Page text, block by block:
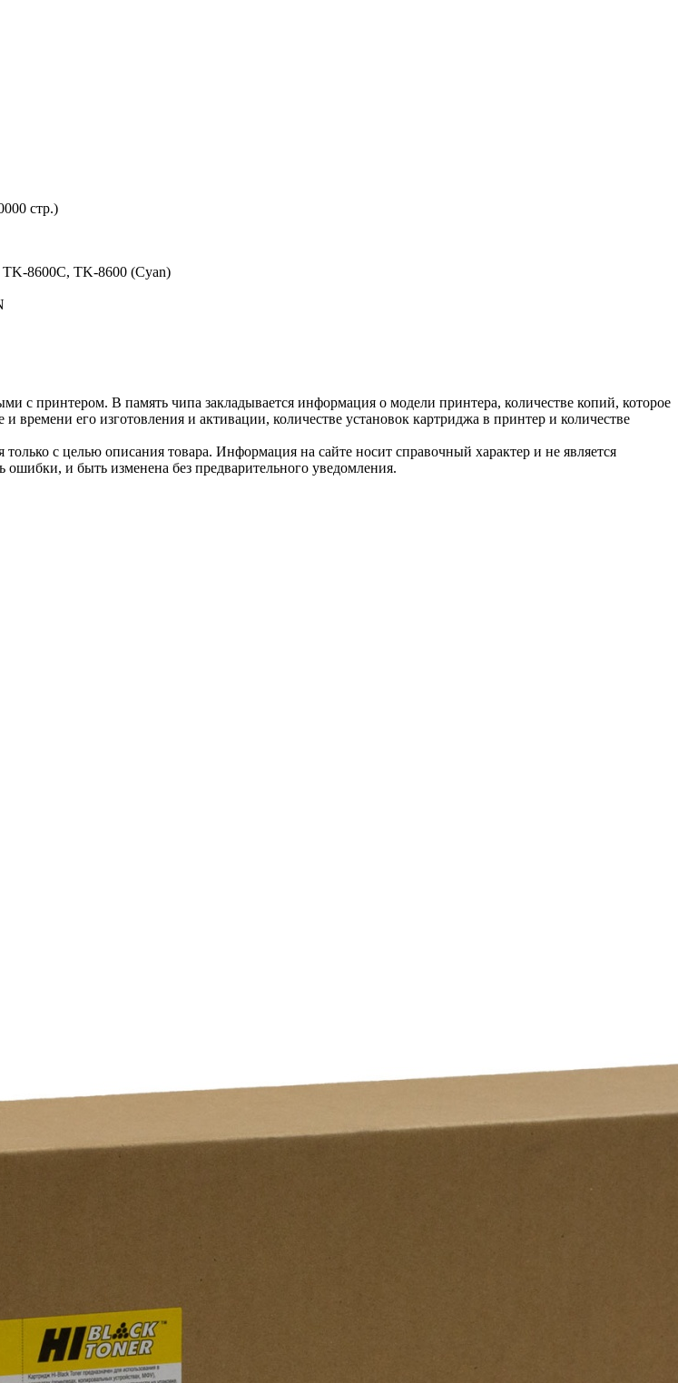
стр.)
8600C, TK-8600 (Cyan)
принтером. В память чипа закладывается информация о модели принтера, количестве копий, которое
его изготовления и активации, количестве установок картриджа в принтер и количестве
с целью описания товара. Информация на сайте носит справочный характер и не является
и быть изменена без предварительного уведомления.